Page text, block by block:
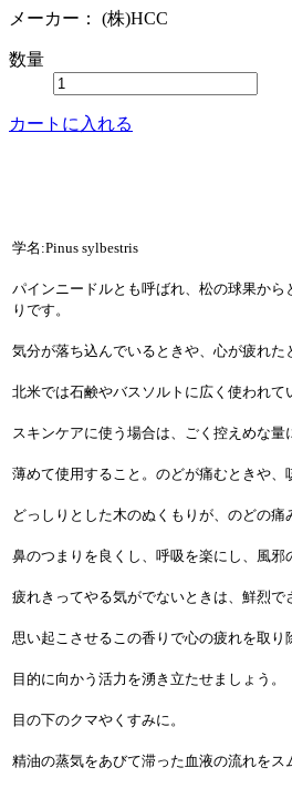
メーカー： (株)HCC
数量
カートに入れる
学名:Pinus sylbestris
パインニードルとも呼ばれ、松の球果から
りです。
気分が落ち込んでいるときや、心が疲れた
北米では石鹸やバスソルトに広く使われて
スキンケアに使う場合は、ごく控えめな
薄めて使用すること。のどが痛むときや、
どっしりとした木のぬくもりが、のどの痛
鼻のつまりを良くし、呼吸を楽にし、風邪
疲れきってやる気がでないときは、鮮烈で
思い起こさせるこの香りで心の疲れを取り
目的に向かう活力を湧き立たせましょう。
目の下のクマやくすみに。
精油の蒸気をあびて滞った血液の流れをス